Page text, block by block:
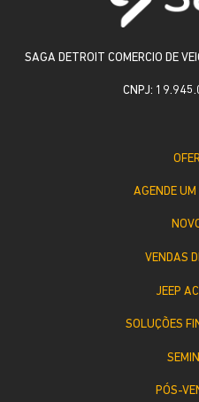
SAGA DETROIT COMERCIO DE
CNPJ:
AGENDE UM
VENDAS
JEEP
SOLUÇÕES
PÓS-